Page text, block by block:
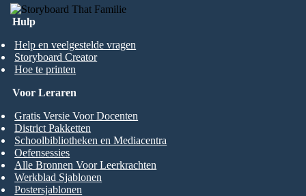
Hulp
Help en veelgestelde vragen
Storyboard Creator
Hoe te printen
Voor Leraren
Gratis Versie Voor Docenten
District Pakketten
Schoolbibliotheken en Mediacentra
Oefensessies
Alle Bronnen Voor Leerkrachten
Werkblad Sjablonen
Postersjablonen